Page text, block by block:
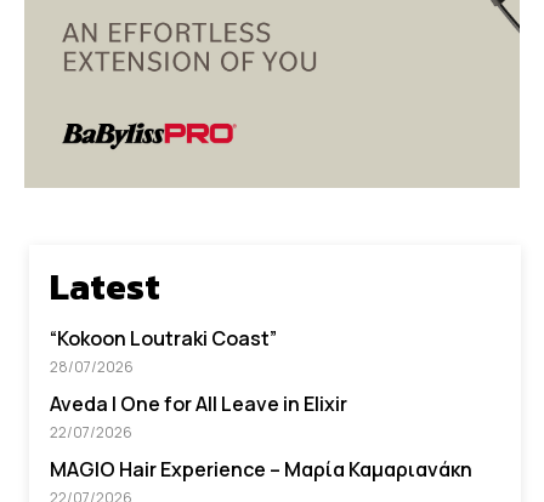
Latest
“Kokoon Loutraki Coast”
28/07/2026
Aveda I One for All Leave in Elixir
22/07/2026
MAGIO Hair Experience – Μαρία Καμαριανάκη